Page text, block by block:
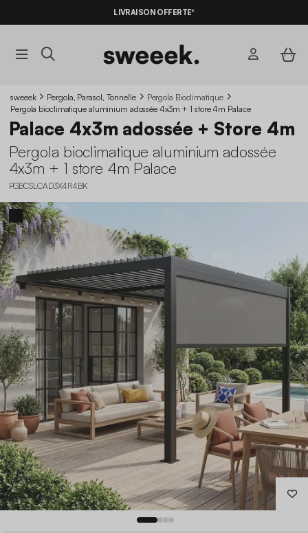
LIVRAISON OFFERTE*
sweeek Pergola, Parasol, Tonnelle
Pergola Bioclimatique
Pergola bioclimatique aluminium adossée 4x3m + 1 store 4m Palace
Palace 4x3m adossée + Store 4m
Pergola bioclimatique aluminium adossée
4x3m + 1 store 4m Palace
PGBCSLCAD3X4R4BK